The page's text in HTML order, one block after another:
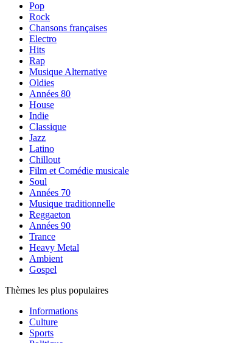
Pop
Rock
Chansons françaises
Electro
Hits
Rap
Musique Alternative
Oldies
Années 80
House
Indie
Classique
Jazz
Latino
Chillout
Film et Comédie musicale
Soul
Années 70
Musique traditionnelle
Reggaeton
Années 90
Trance
Heavy Metal
Ambient
Gospel
Thèmes les plus populaires
Informations
Culture
Sports